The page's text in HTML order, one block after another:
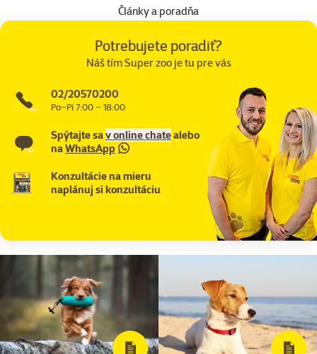
Články a poradňa
Potrebujete poradiť?
Náš tím Super zoo je tu pre vás
02/20570200
Po–Pi 7:00 – 18:00
Spýtajte sav online chatealebo
naWhatsApp
Konzultácie na mieru
naplánuj si konzultáciu